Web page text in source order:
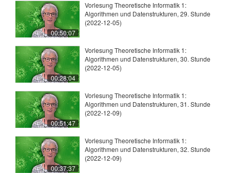
00:50:07
Vorlesung Theoretische Informatik 1:
Algorithmen und Datenstrukturen, 29. Stunde
(2022-12-05)
00:28:04
Vorlesung Theoretische Informatik 1:
Algorithmen und Datenstrukturen, 30. Stunde
(2022-12-05)
00:51:47
Vorlesung Theoretische Informatik 1:
Algorithmen und Datenstrukturen, 31. Stunde
(2022-12-09)
00:37:37
Vorlesung Theoretische Informatik 1:
Algorithmen und Datenstrukturen, 32. Stunde
(2022-12-09)